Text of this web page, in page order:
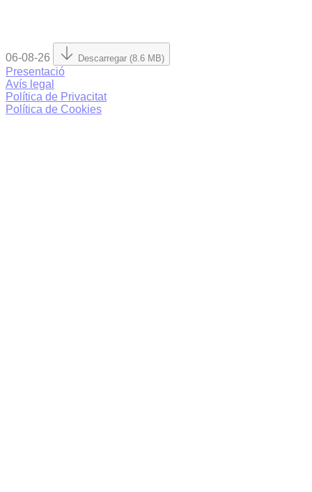
06-08-26 Descarregar (8.6 MB)
Presentació
Avís legal
Política de Privacitat
Política de Cookies